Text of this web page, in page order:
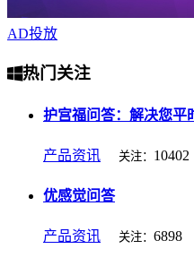
AD投放
热门关注
护宫福问答：解决您平
产品资讯 关注：
优感觉问答
产品资讯 关注： 6898